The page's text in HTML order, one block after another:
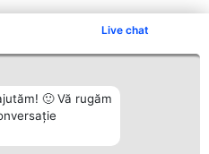
Live chat
🙂 Vă rugăm